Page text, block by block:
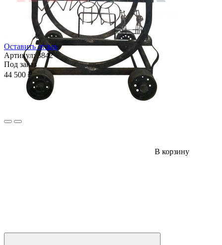
Оставить отзыв
Артикул:3842
Под заказ
44 500 ₽
В корзину